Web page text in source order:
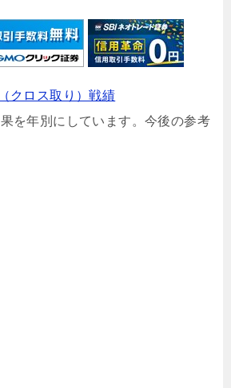
クロス取り）戦績
を年別にしています。今後の参考